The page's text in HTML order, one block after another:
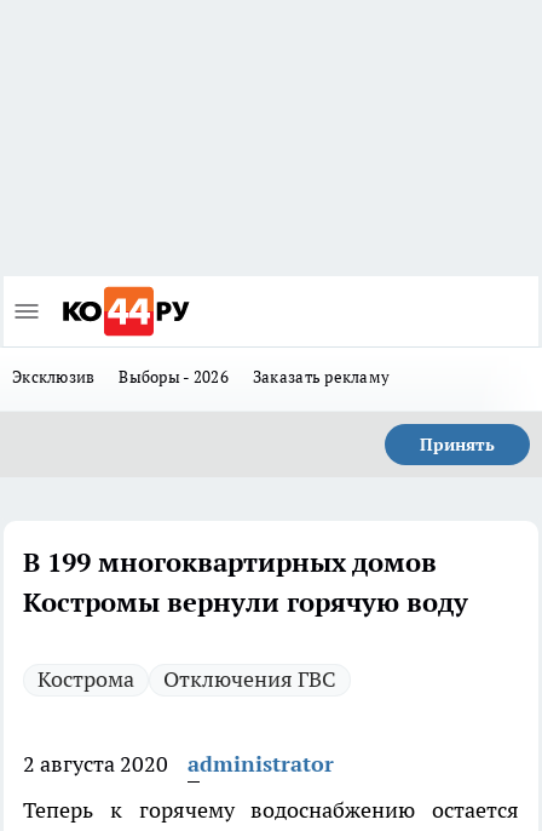
Эксклюзив Выборы - 2026 Заказать рекламу
Принять
В 199 многоквартирных домов
Костромы вернули горячую воду
Кострома Отключения ГВС
2 августа 2020
administrator
Теперь к горячему водоснабжению остается